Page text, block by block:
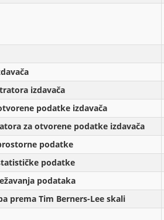
izdavača
podatke izdavača
za otvorene podatke izdavača
podatke
podatke
podataka
prema Tim Berners-Lee skali